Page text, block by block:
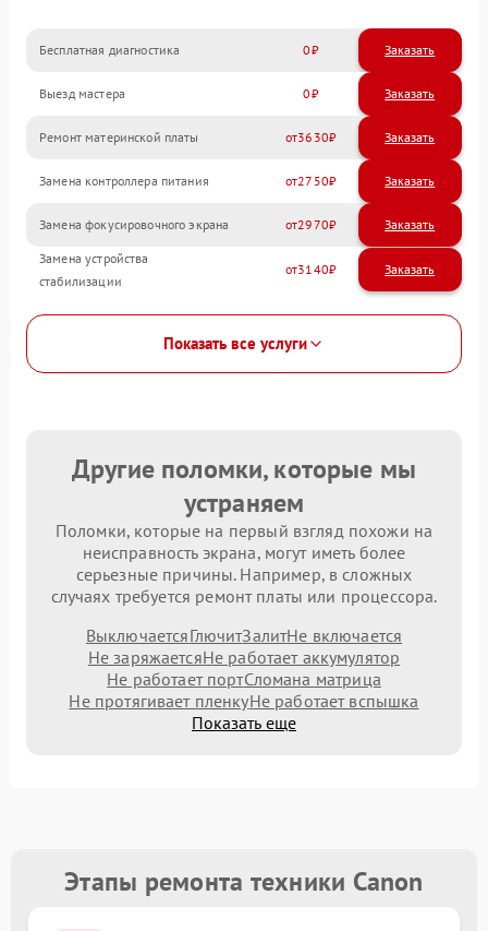
Бесплатная диагностика 0 Заказать
Выезд мастера 0 Заказать
Ремонт материнской платы 3630
Замена контроллера питания 2750
Замена фокусировочного экрана 2970
Замена устройства
стабилизации
3140
Показать все услуги
Другие поломки, которые мы
устраняем
Поломки, которые на первый взгляд похожи на
неисправность экрана, могут иметь более
серьезные причины. Например, в сложных
случаях требуется ремонт платы или процессора.
ВыключаетсяГлючитЗалитНе включается
Не заряжаетсяНе работает аккумулятор
Не работает портСломана матрица
Не протягивает пленкуНе работает вспышка
Показать еще
Этапы ремонта техники Canon